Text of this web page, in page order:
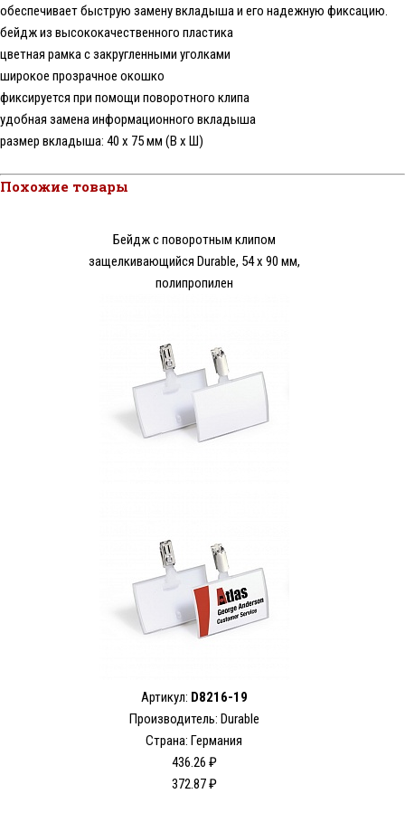
обеспечивает быструю замену вкладыша и его надежную фиксацию.
бейдж из высококачественного пластика
цветная рамка с закругленными уголками
широкое прозрачное окошко
фиксируется при помощи поворотного клипа
удобная замена информационного вкладыша
размер вкладыша: 40 х 75 мм (В х Ш)
Похожие товары
Бейдж с поворотным клипом
защелкивающийся Durable, 54 х 90 мм,
полипропилен
Артикул: D8216-19
Производитель: Durable
Страна: Германия
436.26 ₽
372.87 ₽